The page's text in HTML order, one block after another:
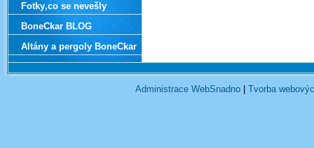
Fotky‚co se nevešly
BoneCkar BLOG
Altány a pergoly BoneCkar
Administrace WebSnadno Tvorba